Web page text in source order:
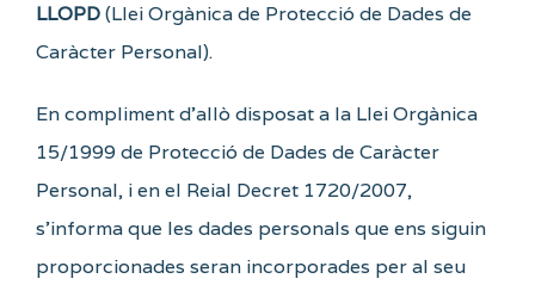
LLOPD(Llei Orgànica de Protecció de Dades de
Caràcter Personal).
En compliment d’allò disposat a la Llei Orgànica
15/1999 de Protecció de Dades de Caràcter
Personal, i en el Reial Decret 1720/2007,
s’informa que les dades personals que ens siguin
proporcionades seran incorporades per al seu